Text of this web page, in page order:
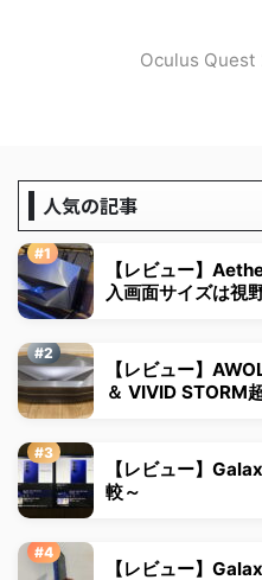
Oculus Quest
人気の記事
【レビュー】
入画面サイズは視
【レビュー】
＆ VIVID STORM
【レビュー】
較～
【レビュー】